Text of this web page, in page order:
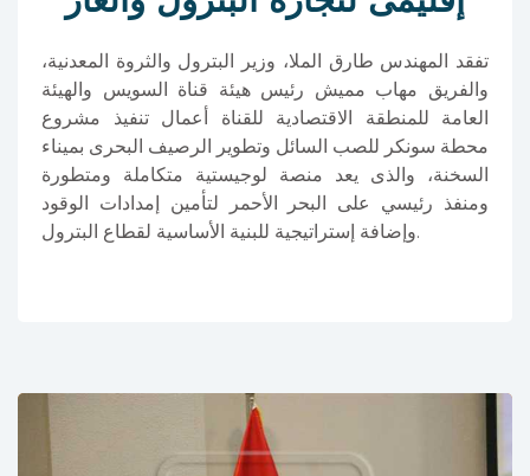
تفقد المهندس طارق الملا، وزير البترول والثروة المعدنية،
والفريق مهاب مميش رئيس هيئة قناة السويس والهيئة
العامة للمنطقة الاقتصادية للقناة أعمال تنفيذ مشروع
محطة سونكر للصب السائل وتطوير الرصيف البحرى بميناء
السخنة، والذى يعد منصة لوجيستية متكاملة ومتطورة
ومنفذ رئيسي على البحر الأحمر لتأمين إمدادات الوقود
وإضافة إستراتيجية للبنية الأساسية لقطاع البترول.